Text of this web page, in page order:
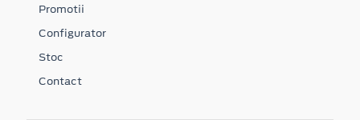
Promotii
Configurator
Stoc
Contact